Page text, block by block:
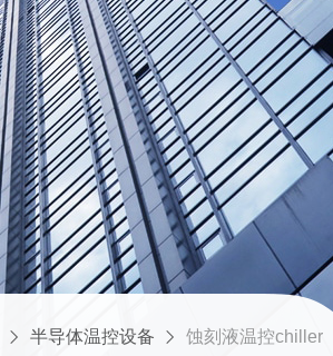
半导体温控设备 蚀刻液温控chiller